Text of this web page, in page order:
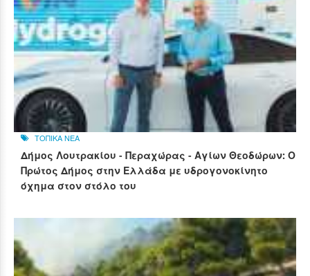
ΤΟΠΙΚΑ ΝΕΑ
Δήμος Λουτρακίου - Περαχώρας - Αγίων Θεοδώρων: Ο
Πρώτος Δήμος στην Ελλάδα με υδρογονοκίνητο
όχημα στον στόλο του